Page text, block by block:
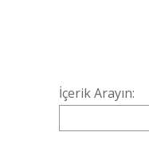
İçerik Arayın: